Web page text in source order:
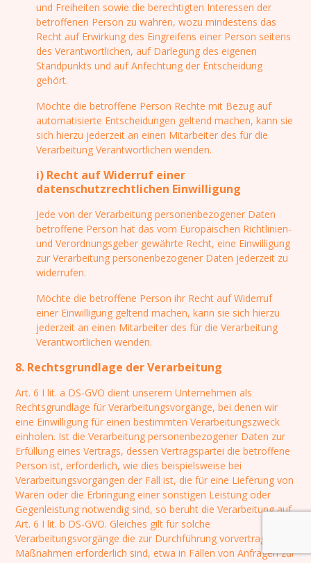
und Freiheiten sowie die berechtigten Interessen der
betroffenen Person zu wahren, wozu mindestens das
Recht auf Erwirkung des Eingreifens einer Person seitens
des Verantwortlichen, auf Darlegung des eigenen
Standpunkts und auf Anfechtung der Entscheidung
gehört.
Möchte die betroffene Person Rechte mit Bezug auf
automatisierte Entscheidungen geltend machen, kann sie
sich hierzu jederzeit an einen Mitarbeiter des für die
Verarbeitung Verantwortlichen wenden.
i) Recht auf Widerruf einer
datenschutzrechtlichen Einwilligung
Jede von der Verarbeitung personenbezogener Daten
betroffene Person hat das vom Europäischen Richtlinien-
und Verordnungsgeber gewährte Recht, eine Einwilligung
zur Verarbeitung personenbezogener Daten jederzeit zu
widerrufen.
Möchte die betroffene Person ihr Recht auf Widerruf
einer Einwilligung geltend machen, kann sie sich hierzu
jederzeit an einen Mitarbeiter des für die Verarbeitung
Verantwortlichen wenden.
8. Rechtsgrundlage der Verarbeitung
Art. 6 I lit. a DS-GVO dient unserem Unternehmen als
Rechtsgrundlage für Verarbeitungsvorgänge, bei denen wir
eine Einwilligung für einen bestimmten Verarbeitungszweck
einholen. Ist die Verarbeitung personenbezogener Daten zur
Erfüllung eines Vertrags, dessen Vertragspartei die betroffene
Person ist, erforderlich, wie dies beispielsweise bei
Verarbeitungsvorgängen der Fall ist, die für eine Lieferung von
Waren oder die Erbringung einer sonstigen Leistung oder
Gegenleistung notwendig sind, so beruht die Verarbeitung auf
Art. 6 I lit. b DS-GVO. Gleiches gilt für solche
Verarbeitungsvorgänge die zur Durchführung vorvertraglicher
Maßnahmen erforderlich sind, etwa in Fällen von Anfragen zur